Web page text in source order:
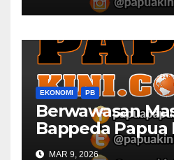
EKONOMI PB
Berwawasan
Bappeda Papua
Konsultasi Publik
MAR 9, 2026